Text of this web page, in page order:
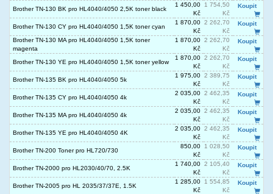
Brother TN-130 BK pro HL4040/4050 2,5K toner black
1 450,00
Kč
1 754,50
Kč
Koupit
Brother TN-130 CY pro HL4040/4050 1,5K toner cyan
1 870,00
Kč
2 262,70
Kč
Koupit
Brother TN-130 MA pro HL4040/4050 1,5K toner
magenta
1 870,00
Kč
2 262,70
Kč
Koupit
Brother TN-130 YE pro HL4040/4050 1,5K toner yellow
1 870,00
Kč
2 262,70
Kč
Koupit
Brother TN-135 BK pro HL4040/4050 5k
1 975,00
Kč
2 389,75
Kč
Koupit
Brother TN-135 CY pro HL4040/4050 4k
2 035,00
Kč
2 462,35
Kč
Koupit
Brother TN-135 MA pro HL4040/4050 4k
2 035,00
Kč
2 462,35
Kč
Koupit
Brother TN-135 YE pro HL4040/4050 4K
2 035,00
Kč
2 462,35
Kč
Koupit
Brother TN-200 Toner pro HL720/730
850,00
Kč
1 028,50
Kč
Koupit
Brother TN-2000 pro HL2030/40/70, 2.5K
1 740,00
Kč
2 105,40
Kč
Koupit
Brother TN-2005 pro HL 2035/37/37E, 1.5K
1 285,00
Kč
1 554,85
Kč
Koupit